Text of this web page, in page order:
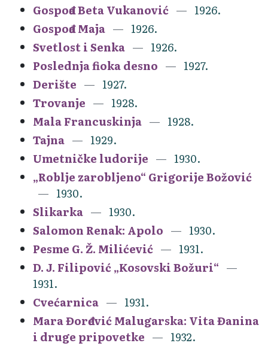
Gospođa Beta Vukanović
1926.
Gospođa Maja
1926.
Svetlost i Senka
1926.
Poslednja fioka desno
1927.
Derište
1927.
Trovanje
1928.
Mala Francuskinja
1928.
Tajna
1929.
Umetničke ludorije
1930.
„Roblje zarobljeno“ Grigorije Božović
1930.
Slikarka
1930.
Salomon Renak: Apolo
1930.
Pesme G. Ž. Milićević
1931.
D. J. Filipović „Kosovski Božuri“
1931.
Cvećarnica
1931.
Mara Đorđević Malugarska: Vita Đanina
i druge pripovetke
1932.